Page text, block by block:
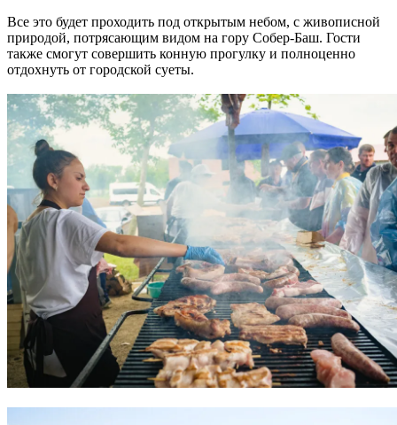
Все это будет проходить под открытым небом, с живописной
природой, потрясающим видом на гору Собер-Баш. Гости
также смогут совершить конную прогулку и полноценно
отдохнуть от городской суеты.